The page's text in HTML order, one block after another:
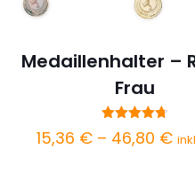
Medaillenhalter –
Frau
Bewertet
mit
15,36 € – 46,80 €